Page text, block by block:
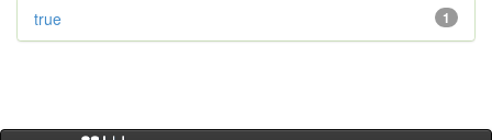
1
true